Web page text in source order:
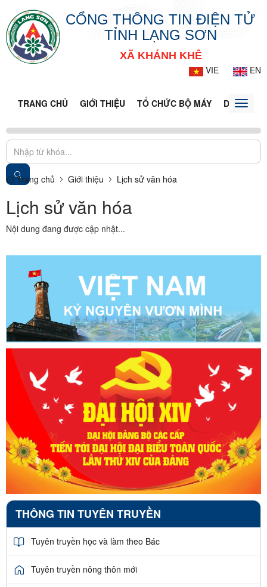
CỔNG THÔNG TIN ĐIỆN TỬ
TỈNH LẠNG SƠN
XÃ KHÁNH KHÊ
VIE
EN
TRANG CHỦ GIỚI THIỆU TỔ CHỨC BỘ MÁY DOANH
Toggle
Trang chủ Giới thiệu Lịch sử văn hóa
Lịch sử văn hóa
Nội dung đang được cập nhật...
THÔNG TIN TUYÊN TRUYỀN
Tuyên truyền học và làm theo Bác
Tuyên truyền nông thôn mới